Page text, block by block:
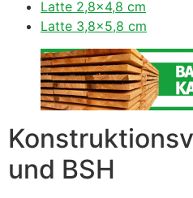
Latte 2,8×4,8 cm
Latte 3,8×5,8 cm
und BSH